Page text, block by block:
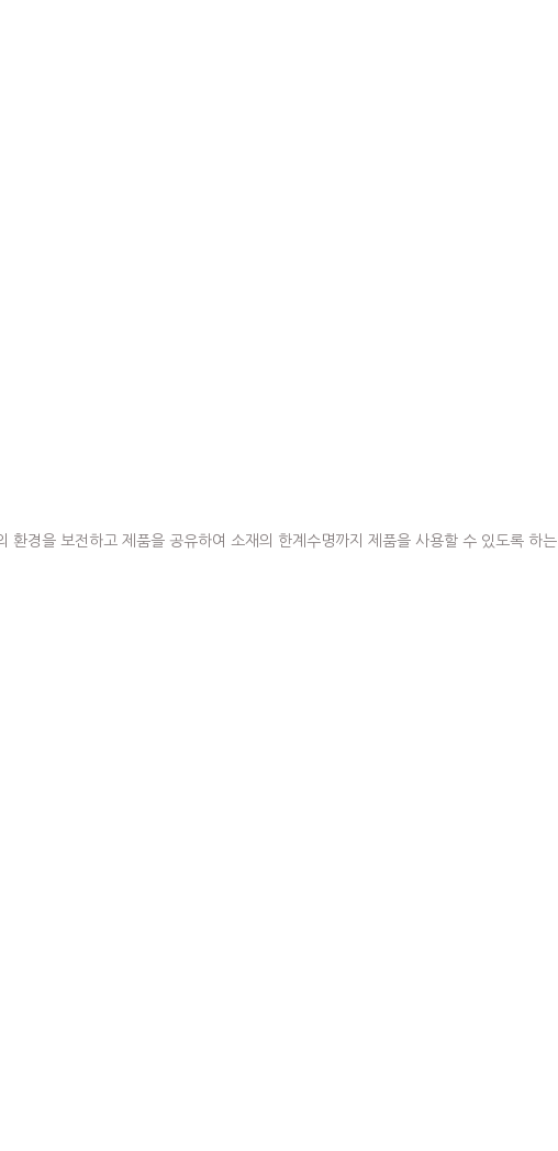
환경을 보전하고 제품을 공유하여 소재의 한계수명까지 제품을 사용할 수 있도록 하는